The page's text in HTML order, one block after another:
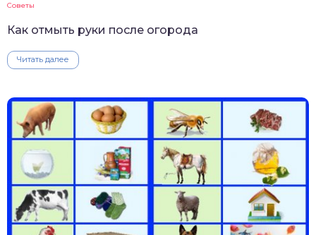
Советы
Как отмыть руки после огорода
Читать далее